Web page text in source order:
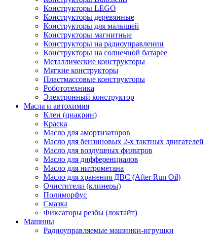
Конструкторы LEGO
Конструкторы деревянные
Конструкторы для малышей
Конструкторы магнитные
Конструкторы на радиоуправлении
Конструкторы на солнечной батарее
Металлические конструкторы
Мягкие конструкторы
Пластмассовые конструкторы
Робототехника
Электронный конструктор
Масла и автохимия
Клеи (циакрин)
Краска
Масло для амортизаторов
Масло для бензиновых 2-х тактных двигателей
Масло для воздушных фильтров
Масло для дифференциалов
Масло для нитрометана
Масло для хранения ДВС (After Run Oil)
Очистители (клинеры)
Полиморфус
Смазка
Фиксаторы резбы (локтайт)
Машины
Радиоуправляемые машинки-игрушки